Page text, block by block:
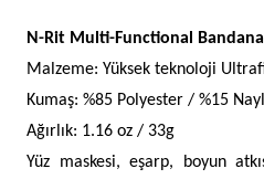
N-Rit Multi-Functional Bandana
Malzeme: Yüksek teknoloji
Kumaş: %85 Polyester / %15
Ağırlık: 1.16 oz / 33g
Yüz maskesi, eşarp, boyun